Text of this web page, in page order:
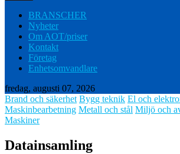
BRANSCHER
Nyheter
Om AOT/priser
Kontakt
Företag
Enhetsomvandlare
fredag, augusti 07, 2026
Brand och säkerhet Bygg teknik El och
Maskinbearbetning Metall och stål Miljö och
Maskiner
Datainsamling